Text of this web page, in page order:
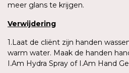
meer glans te krijgen.
Verwijdering
1.Laat de cliënt zijn handen
warm water. Maak de handen
I.Am Hydra Spray of I.Am Hand